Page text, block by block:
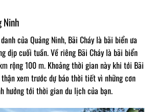
Ninh
của Quảng Ninh, Bãi Cháy là bãi biển ưa
dịp cuối tuần. Về riêng Bãi Cháy là bãi biển
rộng 100 m. Khoảng thời gian này khi tới Bãi
thận xem trước dự báo thời tiết vì những cơn
hưởng tới thời gian du lịch của bạn.